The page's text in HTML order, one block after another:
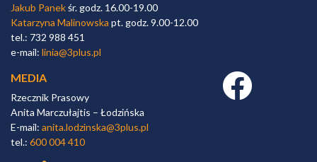
Jakub Panekśr. godz. 16.00-19.00
Katarzyna Malinowska pt. godz. 9.00-12.00
tel.: 732 988 451
e-mail: linia@3plus.pl
MEDIA
Rzecznik Prasowy
Anita Marczułajtis – Łodzińska
E-mail: anita.lodzinska@3plus.pl
tel.: 600 004 410
Facebook link